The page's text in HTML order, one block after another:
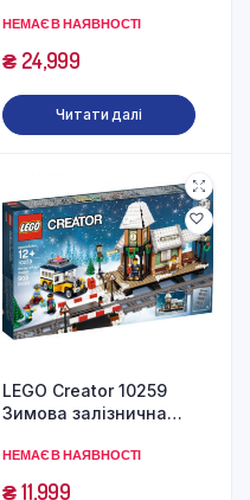
НЕМАЄ В НАЯВНОСТІ
₴24,999
Читати далі
LEGO Creator 10259
Зимова залізнична
НЕМАЄ В НАЯВНОСТІ
₴11,999